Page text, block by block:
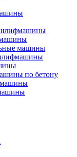
шлифмашины
машины
по бетону
машины